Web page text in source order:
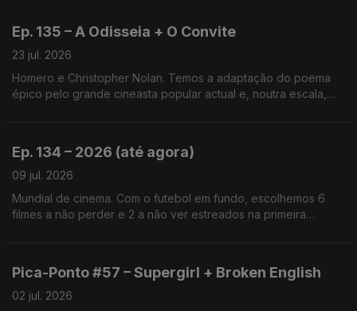
Ep. 135 – A Odisseia + O Convite
23 jul. 2026
Homero e Christopher Nolan. Temos a adaptação do poema
épico pelo grande cineasta popular actual e, noutra escala,
Ep. 134 – 2026 (até agora)
09 jul. 2026
Mundial de cinema. Com o futebol em fundo, escolhemos 6
filmes a não perder e 2 a não ver estreados na primeira
Pica-Ponto #57 – Supergirl + Broken English
02 jul. 2026